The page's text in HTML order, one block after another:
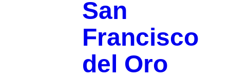
San
Francisco
del Oro